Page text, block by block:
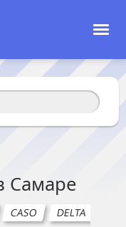
Самаре
CASO DELTA